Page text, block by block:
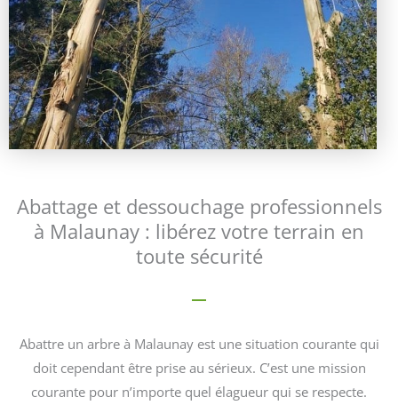
Abattage et dessouchage professionnels
à Malaunay : libérez votre terrain en
toute sécurité
Abattre un arbre à Malaunay est une situation courante qui
doit cependant être prise au sérieux. C’est une mission
courante pour n’importe quel élagueur qui se respecte.